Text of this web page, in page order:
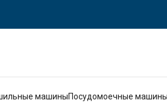
машиныПосудомоечные машины